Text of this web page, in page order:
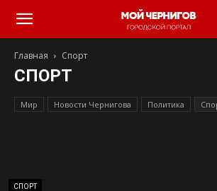
Главная Спорт
СПОРТ
Мир Новости Чернигова Политика
СПОРТ